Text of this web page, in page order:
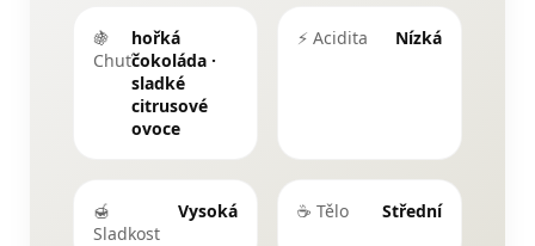
🍇
Chuť
hořká
čokoláda ·
sladké
citrusové
ovoce
⚡ Acidita Nízká
🍯
Sladkost
Vysoká ☕ Tělo Střední